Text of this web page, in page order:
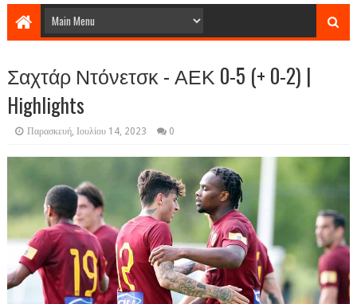
Σαχτάρ Ντόνετσκ - ΑΕΚ 0-5 (+ 0-2) |
Highlights
Παρασκευή, Ιουλίου 14, 2023 0